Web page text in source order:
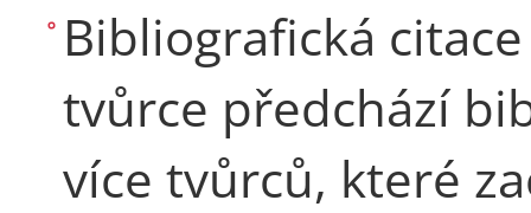
Bibliografická
tvůrce předchází
více tvůrců, které